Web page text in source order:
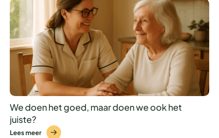
We doen het goed, maar doen we ook het
juiste?
Lees meer